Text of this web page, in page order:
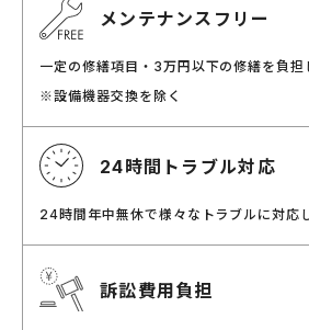
メンテナンスフリー
一定の修繕項目・ 3万円以下の修繕を負担
※設備機器交換を除く
24時間トラブル対応
24時間年中無休で様々なトラブルに対応し
訴訟費用負担